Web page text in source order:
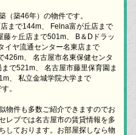
（築46年）の物件です。
まで144m、 Felna富が丘店まで
ヶ丘店まで501m、 B＆Dドラッ
イヤ流通センター名東店まで
426m、 名古屋市名東保健センタ
で521m、 名古屋市藤里保育園ま
、 私立金城学院大学まで
。
物件も多数ご紹介できますのでお
レブでは名古屋市の賃貸情報を多
しております。お部屋探しなら物